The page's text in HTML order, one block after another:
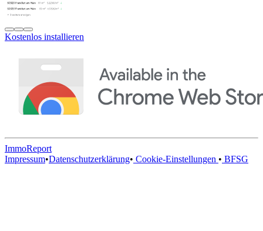
Kostenlos installieren
ImmoReport
Impressum•Datenschutzerklärung• Cookie-Einstellungen • BFSG